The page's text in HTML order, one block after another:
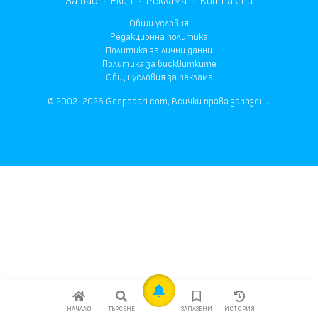
НАЧАЛО ТЪРСЕНЕ ЗАПАЗЕНИ ИСТОРИЯ
Общи условия
Редакционна политика
Политика за лични данни
Политика за бисквитките
Общи условия за реклама
© 2003-2026 Gospodari.com, Всички права запазени.